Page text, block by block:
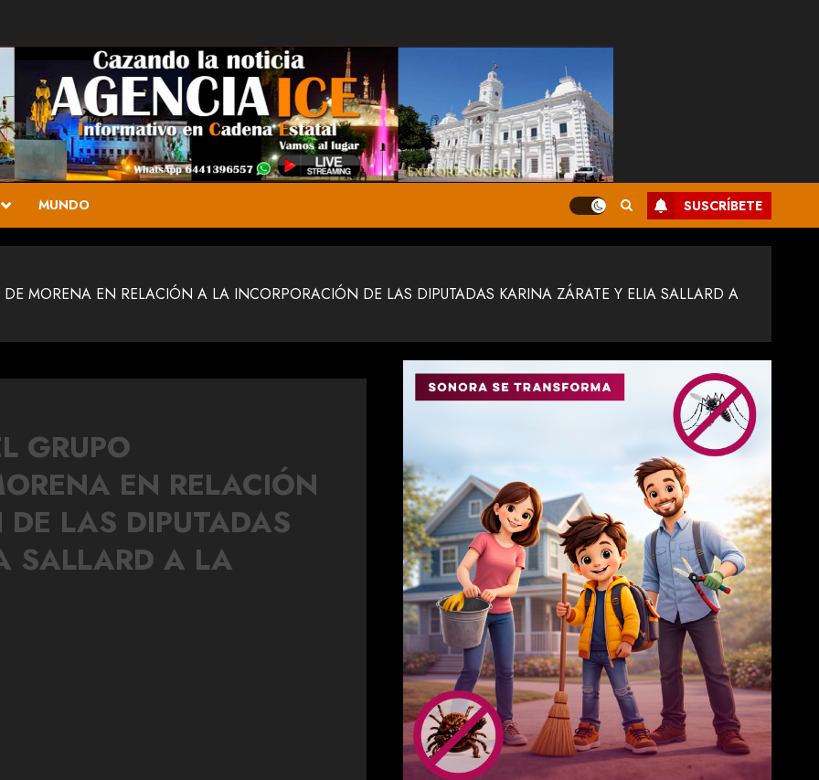
MUNDO SUSCRÍBETE
MORENA EN RELACIÓN A LA INCORPORACIÓN DE LAS DIPUTADAS KARINA ZÁRATE Y ELIA SALLARD A
GRUPO
EN RELACIÓN
LAS DIPUTADAS
SALLARD A LA